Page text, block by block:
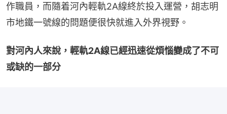
作職員，而隨着河內輕軌2A線終於投入運營，胡志明
市地鐵一號線的問題便很快就進入外界視野。
對河內人來說，輕軌2A線已經迅速從煩惱變成了不可
或缺的一部分